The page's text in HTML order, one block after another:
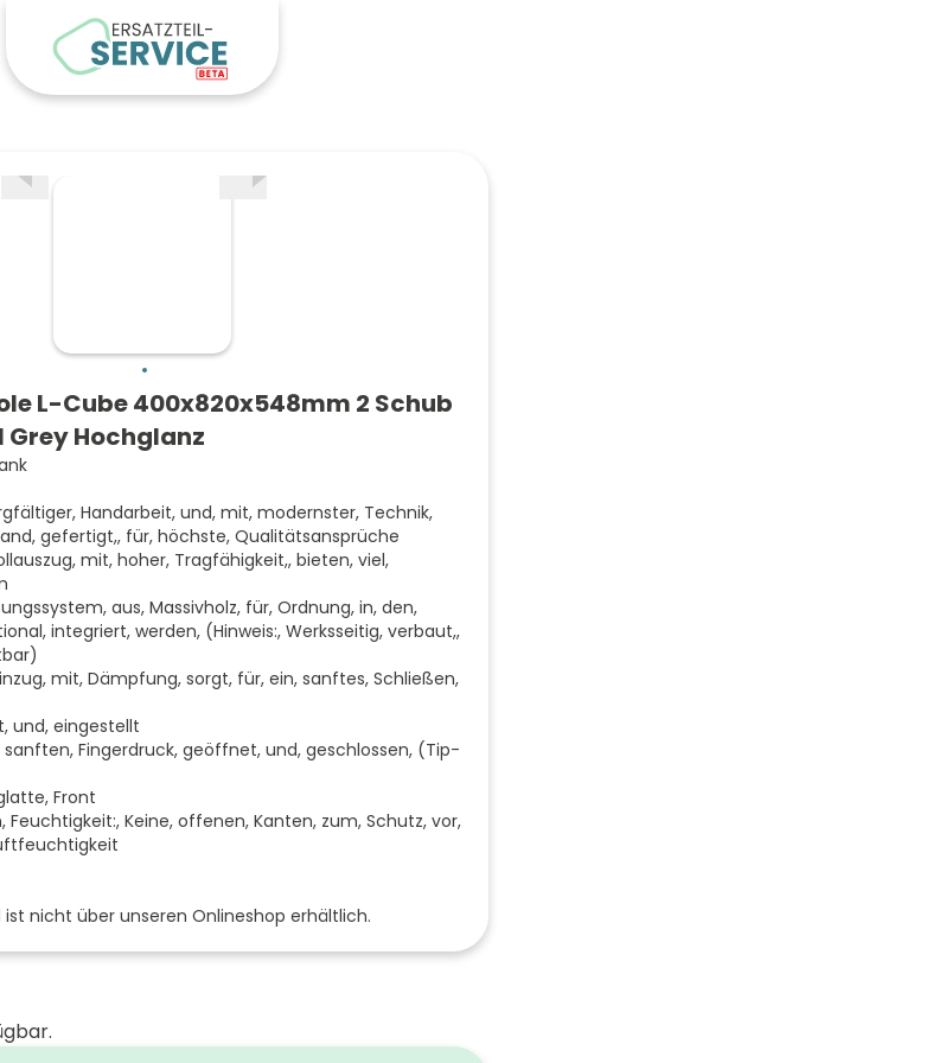
L-Cube 400x820x548mm 2 Schub
Grey Hochglanz
Handarbeit, und, mit, modernster, Technik,
gefertigt,, für, höchste, Qualitätsansprüche
mit, hoher, Tragfähigkeit,, bieten, viel,
aus, Massivholz, für, Ordnung, in, den,
integriert, werden, (Hinweis:, Werksseitig, verbaut,,
mit, Dämpfung, sorgt, für, ein, sanftes, Schließen,
und, eingestellt
sanften, Fingerdruck, geöffnet, und, geschlossen, (Tip-
Front
Keine, offenen, Kanten, zum, Schutz, vor,
ist nicht über unseren Onlineshop erhältlich.